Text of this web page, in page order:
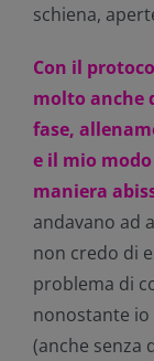
schiena,
Con il
molto anche
fase,
e il mio
maniera
andavano ad
non credo di
problema di
nonostante
(anche senza